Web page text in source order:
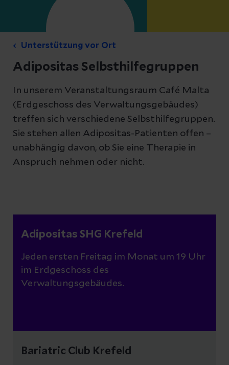
Unterstützung vor Ort
Adipositas Selbsthilfegruppen
In unserem Veranstaltungsraum Café Malta
(Erdgeschoss des Verwaltungsgebäudes)
treffen sich verschiedene Selbsthilfegruppen.
Sie stehen allen Adipositas-Patienten offen –
unabhängig davon, ob Sie eine Therapie in
Anspruch nehmen oder nicht.
Adipositas SHG Krefeld
Jeden ersten Freitag im Monat um 19 Uhr
im Erdgeschoss des
Verwaltungsgebäudes.
Bariatric Club Krefeld